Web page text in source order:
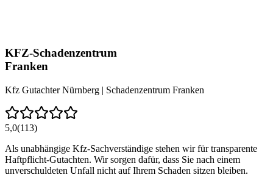
KFZ-Schadenzentrum
Franken
Kfz Gutachter Nürnberg | Schadenzentrum Franken
5,0(113)
Als unabhängige Kfz-Sachverständige stehen wir für transparente
Haftpflicht-Gutachten. Wir sorgen dafür, dass Sie nach einem
unverschuldeten Unfall nicht auf Ihrem Schaden sitzen bleiben.